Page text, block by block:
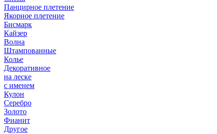
Панцирное плетение
Якорное плетение
Бисмарк
Кайзер
Волна
Штампованные
Колье
Декоративное
на леске
с именем
Кулон
Серебро
Золото
Фианит
Другое